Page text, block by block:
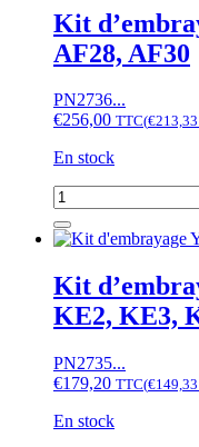
Yanmar
AF230
Kit
AF28, AF30
PN2736...
€256,00 TTC(€213,33
En stock
quantité
de
Kit
Yanmar
AF26,
AF28,
AF30
Kit
KE2, KE3,
PN2735...
€179,20 TTC(€149,33
En stock